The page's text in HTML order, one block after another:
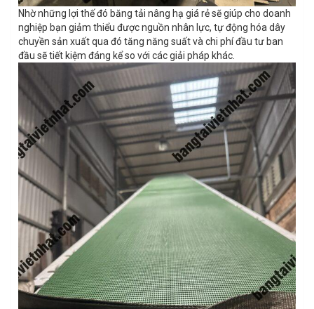
Nhờ những lợi thế đó băng tải nâng hạ giá rẻ sẽ giúp cho doanh
nghiệp bạn giảm thiểu được nguồn nhân lực, tự động hóa dây
chuyền sản xuất qua đó tăng năng suất và chi phí đầu tư ban
đầu sẽ tiết kiệm đáng kể so với các giải pháp khác.